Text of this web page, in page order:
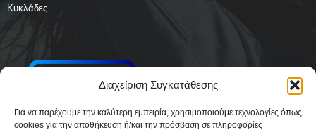
Διαχείριση Συγκατάθεσης
Για να παρέχουμε την καλύτερη εμπειρία, χρησιμοποιούμε τεχνολογίες όπως
cookies για την αποθήκευση ή/και την πρόσβαση σε πληροφορίες
Κυκλάδες